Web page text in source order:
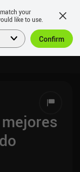
your
like to use.
Confirm